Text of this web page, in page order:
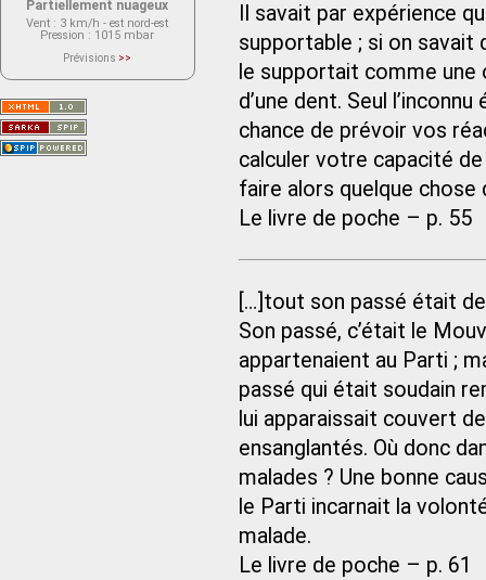
Il savait par expérience
supportable ; si on savait
le supportait comme une
d’une dent. Seul
chance de prévoir vos
calculer votre capacité
faire alors quelque chose
Le livre de poche – p. 55
[…]tout son passé était
Son passé, c’était le
appartenaient au Parti ;
passé qui était soudain
lui apparaissait couvert
ensanglantés. Où donc
malades ? Une bonne
le Parti incarnait la
malade.
Le livre de poche – p. 61
Partiellement nuageux
Vent : 3 km/h - est nord-est
Pression : 1015 mbar
Prévisions >>
actuellement aucune prévision
Saint-Nom.
Veuillez consulter le message du
service ci-dessous.
(401 - Invalid API key. Please see
https://openweathermap.org/faq#error401